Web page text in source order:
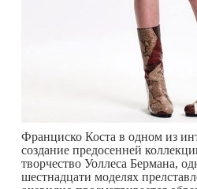
Франциско Коста в одном из
создание предосенней
творчество Уоллеса Бермана,
шестнадцати моделях